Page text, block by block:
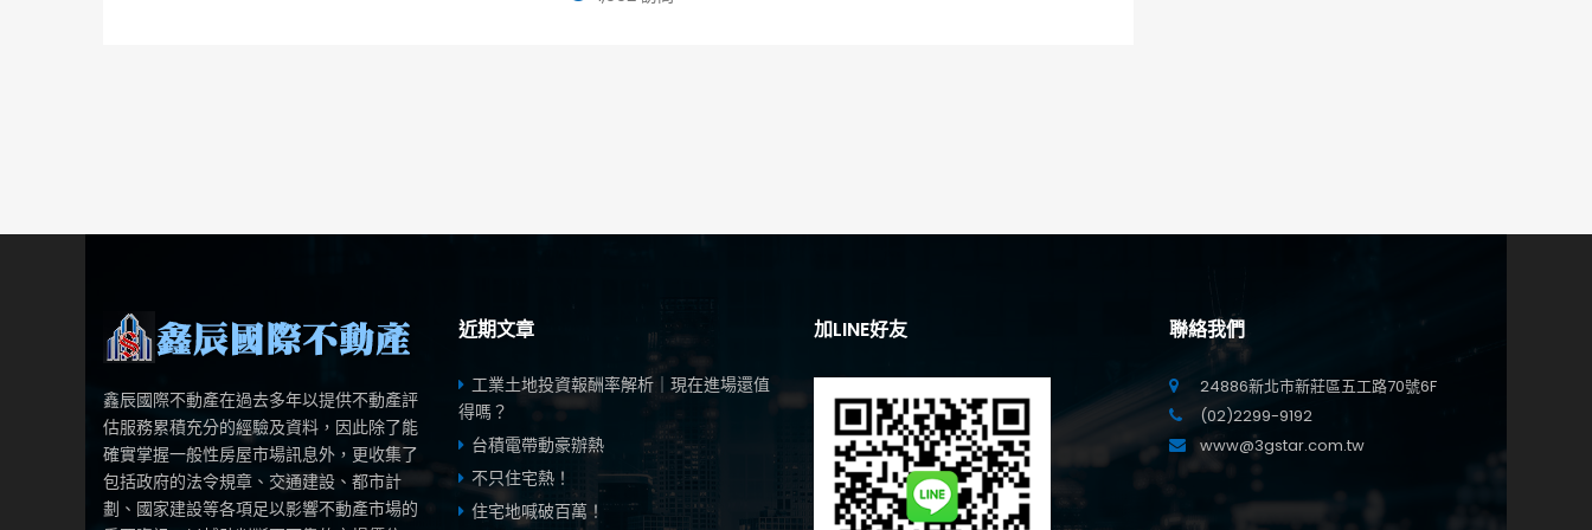
鑫辰國際不動產在過去多年以提供不動產評
估服務累積充分的經驗及資料，因此除了能
確實掌握一般性房屋市場訊息外，更收集了
包括政府的法令規章、交通建設、都市計
劃、國家建設等各項足以影響不動產市場的
近期文章
工業土地投資報酬率解析｜現在進場還值
得嗎？
台積電帶動豪辦熱
不只住宅熱！
住宅地喊破百萬！
加LINE好友 聯絡我們
24886新北市新莊區五工路70號6F
(02)2299-9192
www@3gstar.com.tw